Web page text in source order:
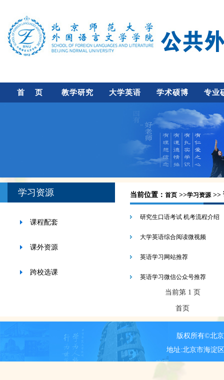
首 页 教学研究 大学英语 学术硕博 专业
学习资源
课程配套
课外资源
跨校选课
当前位置： 首页 >>学习资源>>
研究生口语考试 机考流程介绍
大学英语综合阅读微视频
英语学习网站推荐
英语学习微信公众号推荐
当前第 1 页
首页
版权所有©北
地址:北京市海淀